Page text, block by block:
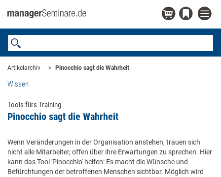
Artikelarchiv Pinocchio sagt die Wahrheit
Wissen
Tools fürs Training
Pinocchio sagt die Wahrheit
Wenn Veränderungen in der Organisation anstehen, trauen sich
nicht alle Mitarbeiter, offen über ihre Erwartungen zu sprechen. Hier
kann das Tool 'Pinocchio' helfen: Es macht die Wünsche und
Befürchtungen der betroffenen Menschen sichtbar. Möglich wird